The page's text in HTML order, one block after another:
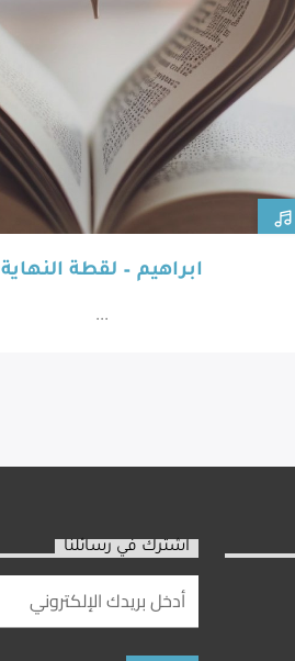
ابراهيم – لقطة النهاية
...
اشترك في رسائلنا